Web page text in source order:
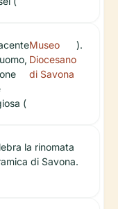
(
Museo
Diocesano
di Savona
).
la rinomata
di Savona.